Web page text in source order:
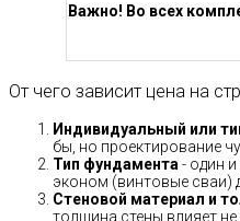
Важно! Во всех
От чего зависит цена на
Индивидуальный или
бы, но проектирование
Тип фундамента - один
эконом (винтовые сваи)
Стеновой материал и
толщина стены влияет